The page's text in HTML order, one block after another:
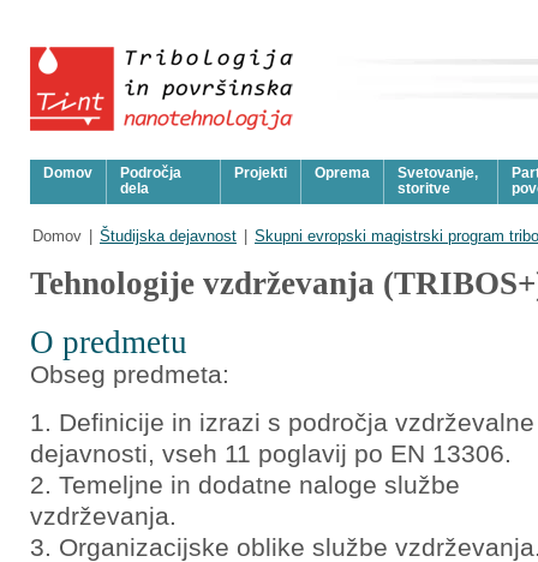
Domov
Področja
dela
Projekti Oprema
Svetovanje,
storitve
Domov Študijska dejavnost Skupni evropski magistrski program
Tehnologije vzdrževanja
O predmetu
Obseg predmeta:
​Definicije in izrazi s področja vzdrževalne
dejavnosti, vseh 11 poglavij po EN 13306.
Temeljne in dodatne naloge službe
vzdrževanja.
Organizacijske oblike službe